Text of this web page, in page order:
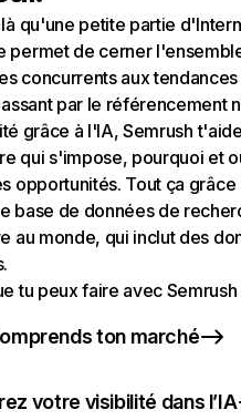
qu'une petite partie
permet de cerner
concurrents aux
par le référencement
grâce à l'IA, Semrush
qui s'impose, pourquoi et
opportunités. Tout ça grâce
base de données de
au monde, qui inclut des
tu peux faire avec Semrush
ton marché
votre visibilité dans l’IA